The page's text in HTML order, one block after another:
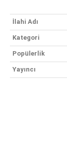
İlahi Adı
Kategori
Popülerlik
Yayıncı